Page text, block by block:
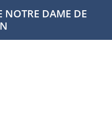
NOTRE DAME DE